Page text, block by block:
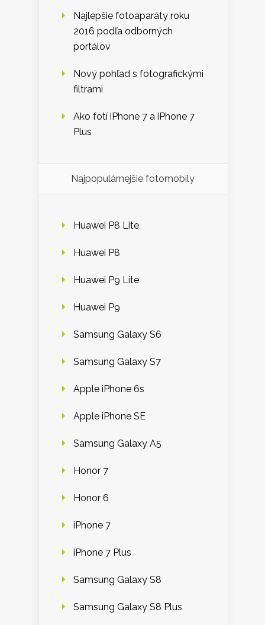
Najlepšie fotoaparáty roku
2016 podľa odborných
portálov
Nový pohľad s fotografickými
filtrami
Ako fotí iPhone 7 a iPhone 7
Plus
Najpopulárnejšie fotomobily
Huawei P8 Lite
Huawei P8
Huawei P9 Lite
Huawei P9
Samsung Galaxy S6
Samsung Galaxy S7
Apple iPhone 6s
Apple iPhone SE
Samsung Galaxy A5
Honor 7
Honor 6
iPhone 7
iPhone 7 Plus
Samsung Galaxy S8
Samsung Galaxy S8 Plus